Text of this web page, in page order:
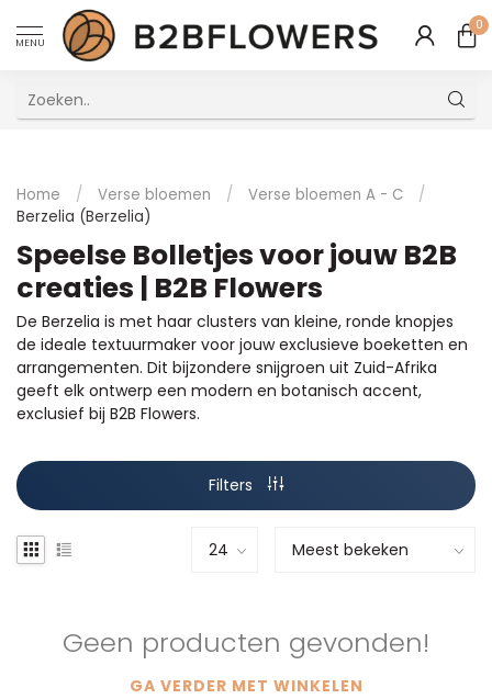
MENU
0
Home / Verse bloemen / Verse bloemen A - C
/
Berzelia (Berzelia)
Speelse Bolletjes voor jouw B2B
creaties | B2B Flowers
De Berzelia is met haar clusters van kleine, ronde knopjes
de ideale textuurmaker voor jouw exclusieve boeketten en
arrangementen. Dit bijzondere snijgroen uit Zuid-Afrika
geeft elk ontwerp een modern en botanisch accent,
exclusief bij B2B Flowers.
Filters
Geen producten gevonden!
GA VERDER MET WINKELEN